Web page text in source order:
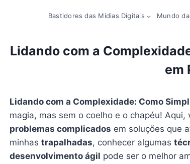
Bastidores das Mídias Digitais Mundo
Lidando com a
em
Lidando com a Complexidade: Como
magia, mas sem o coelho e o chapéu!
problemas complicados em soluções que
minhastrapalhadas, conhecer algumas
desenvolvimento ágil pode ser o melhor